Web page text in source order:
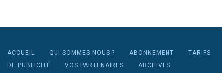
ACCUEIL QUI SOMMES-NOUS ? ABONNEMENT
TARIFS
DE PUBLICITÉ
VOS PARTENAIRES
ARCHIVES